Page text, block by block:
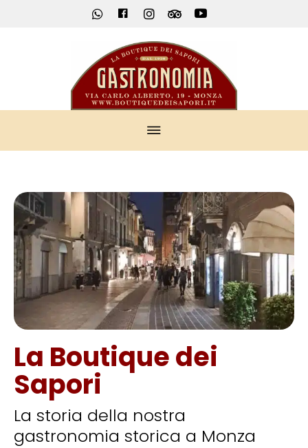
La Boutique dei
Sapori
La storia della nostra
gastronomia storica a Monza